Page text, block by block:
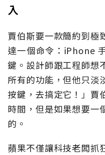
入
賈伯斯要一款簡約到極
達一個命令：iPhone
鍵。設計師跟工程師想
所有的功能，但他只淡
按鍵，去搞定它！」賈
時間，但是如果想要一
的。
蘋果不僅讓科技老闆抓